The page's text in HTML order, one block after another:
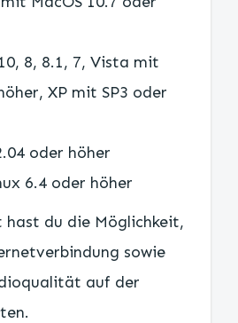
8, 8.1, 7, Vista mit
XP mit SP3 oder
oder höher
6.4 oder höher
hast du die Möglichkeit,
sowie
auf der